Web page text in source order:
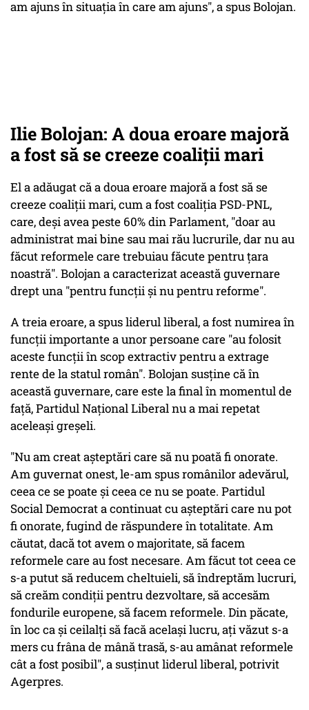
am ajuns în situaţia în care am ajuns", a spus Bolojan.
Ilie Bolojan: A doua eroare majoră
a fost să se creeze coaliţii mari
El a adăugat că a doua eroare majoră a fost să se
creeze coaliţii mari, cum a fost coaliţia PSD-PNL,
care, deşi avea peste 60% din Parlament, "doar au
administrat mai bine sau mai rău lucrurile, dar nu au
făcut reformele care trebuiau făcute pentru ţara
noastră". Bolojan a caracterizat această guvernare
drept una "pentru funcţii şi nu pentru reforme".
A treia eroare, a spus liderul liberal, a fost numirea în
funcţii importante a unor persoane care "au folosit
aceste funcţii în scop extractiv pentru a extrage
rente de la statul român". Bolojan susţine că în
această guvernare, care este la final în momentul de
faţă, Partidul Naţional Liberal nu a mai repetat
aceleaşi greşeli.
"Nu am creat aşteptări care să nu poată fi onorate.
Am guvernat onest, le-am spus românilor adevărul,
ceea ce se poate şi ceea ce nu se poate. Partidul
Social Democrat a continuat cu aşteptări care nu pot
fi onorate, fugind de răspundere în totalitate. Am
căutat, dacă tot avem o majoritate, să facem
reformele care au fost necesare. Am făcut tot ceea ce
s-a putut să reducem cheltuieli, să îndreptăm lucruri,
să creăm condiţii pentru dezvoltare, să accesăm
fondurile europene, să facem reformele. Din păcate,
în loc ca şi ceilalţi să facă acelaşi lucru, aţi văzut s-a
mers cu frâna de mână trasă, s-au amânat reformele
cât a fost posibil", a susţinut liderul liberal, potrivit
Agerpres.